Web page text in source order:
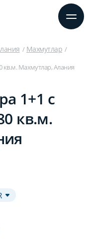
Махмутлар
кв.м. Махмутлар, Алания
1+1 с
кв.м.